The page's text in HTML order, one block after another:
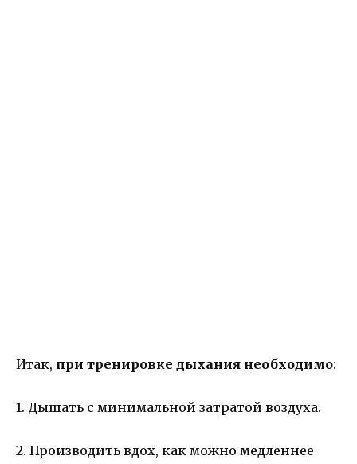
Итак, при тренировке дыхания необходимо:
1. Дышать с минимальной затратой воздуха.
2. Производить вдох, как можно медленнее